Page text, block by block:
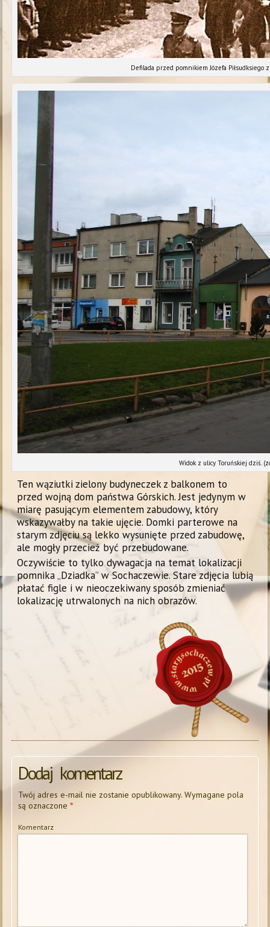
Defilada przed pomnikiem Józefa Piłsudksiego
Widok z ulicy Toruńskiej dziś.
Ten wąziutki zielony budyneczek z balkonem to
przed wojną dom państwa Górskich. Jest jedynym w
miarę pasującym elementem zabudowy, który
wskazywałby na takie ujęcie. Domki parterowe na
starym zdjęciu są lekko wysunięte przed zabudowę,
ale mogły przecież być przebudowane.
Oczywiście to tylko dywagacja na temat lokalizacji
pomnika „Dziadka” w Sochaczewie. Stare zdjęcia lubią
płatać figle i w nieoczekiwany sposób zmieniać
lokalizację utrwalonych na nich obrazów.
Dodaj komentarz
Twój adres e-mail nie zostanie opublikowany. Wymagane pola
są oznaczone*
Komentarz